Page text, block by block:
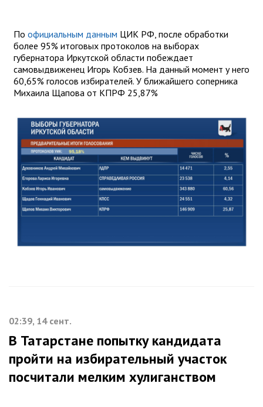
По официальным данным ЦИК РФ, после обработки
более 95% итоговых протоколов на выборах
губернатора Иркутской области побеждает
самовыдвиженец Игорь Кобзев. На данный момент у него
60,65% голосов избирателей. У ближайшего соперника
Михаила Щапова от КПРФ 25,87%
02:39, 14 сент.
В Татарстане попытку кандидата
пройти на избирательный участок
посчитали мелким хулиганством